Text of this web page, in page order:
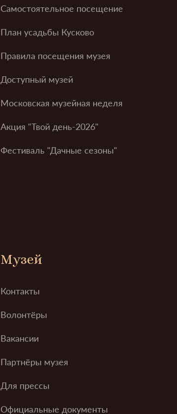
Самостоятельное посещение
План усадьбы Кусково
Правила посещения музея
Доступный музей
Московская музейная неделя
Акция "Твой день-2026"
Фестиваль "Дачные сезоны"
Музей
Контакты
Волонтёры
Вакансии
Партнёры музея
Для прессы
Официальные документы